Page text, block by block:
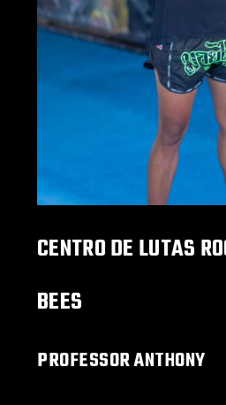
CENTRO DE LUTAS
BEES
PROFESSOR ANTHONY